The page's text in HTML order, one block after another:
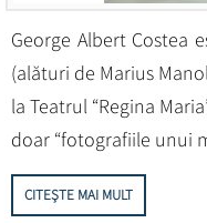
George Albert Costea
(alături de Marius
la Teatrul “Regina
doar “fotografiile unui
CITEȘTE MAI MULT